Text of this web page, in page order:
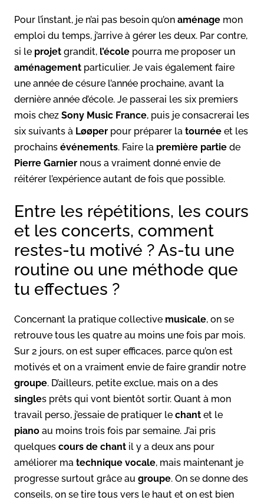
Pour l’instant, je n’ai pas besoin qu’on aménage mon
emploi du temps, j’arrive à gérer les deux. Par contre,
si le projet grandit, l’école pourra me proposer un
aménagement particulier. Je vais également faire
une année de césure l’année prochaine, avant la
dernière année d’école. Je passerai les six premiers
mois chez Sony Music France, puis je consacrerai les
six suivants à Løøper pour préparer la tournée et les
prochains événements. Faire la première partie de
Pierre Garnier nous a vraiment donné envie de
réitérer l’expérience autant de fois que possible.
Entre les répétitions, les cours
et les concerts, comment
restes-tu motivé ? As-tu une
routine ou une méthode que
tu effectues ?
Concernant la pratique collective musicale, on se
retrouve tous les quatre au moins une fois par mois.
Sur 2 jours, on est super efficaces, parce qu’on est
motivés et on a vraiment envie de faire grandir notre
groupe. D’ailleurs, petite exclue, mais on a des
singles prêts qui vont bientôt sortir. Quant à mon
travail perso, j’essaie de pratiquer le chant et le
piano au moins trois fois par semaine. J’ai pris
quelques cours de chant il y a deux ans pour
améliorer ma technique vocale, mais maintenant je
progresse surtout grâce au groupe. On se donne des
conseils, on se tire tous vers le haut et on est bien